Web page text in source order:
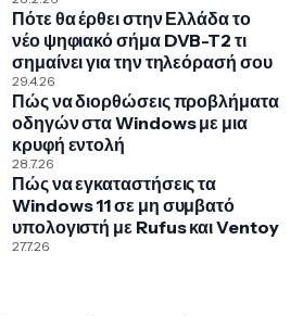
Πότε θα έρθει στην Ελλάδα το
νέο ψηφιακό σήμα DVB-T2 τι
σημαίνει για την τηλεόρασή σου
29.4.26
Πώς να διορθώσεις προβλήματα
οδηγών στα Windows με μια
κρυφή εντολή
28.7.26
Πώς να εγκαταστήσεις τα
Windows 11 σε μη συμβατό
υπολογιστή με Rufus και Ventoy
27.7.26